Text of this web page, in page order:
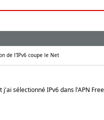
de l'IPv6 coupe le Net
sélectionné IPv6 dans l'APN